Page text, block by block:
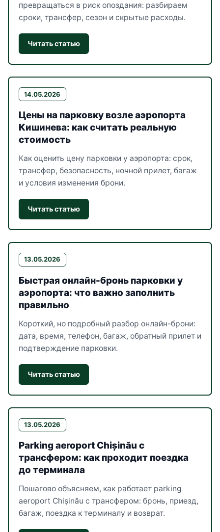
превращаться в риск опоздания: разбираем
сроки, трансфер, сезон и скрытые расходы.
Читать статью
14.05.2026
Цены на парковку возле аэропорта
Кишинева: как считать реальную
стоимость
Как оценить цену парковки у аэропорта: срок,
трансфер, безопасность, ночной прилет, багаж
и условия изменения брони.
Читать статью
13.05.2026
Быстрая онлайн-бронь парковки у
аэропорта: что важно заполнить
правильно
Короткий, но подробный разбор онлайн-брони:
дата, время, телефон, багаж, обратный прилет и
подтверждение парковки.
Читать статью
13.05.2026
Parking aeroport Chișinău с
трансфером: как проходит поездка
до терминала
Пошагово объясняем, как работает parking
aeroport Chișinău с трансфером: бронь, приезд,
багаж, поездка к терминалу и возврат.